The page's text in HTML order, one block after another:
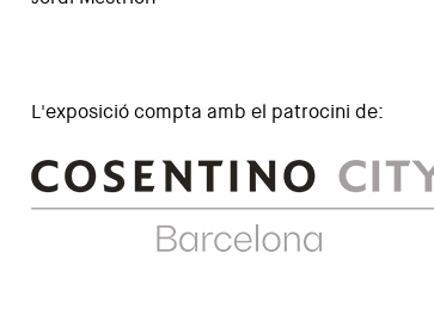
L'exposició compta amb el patrocini de: